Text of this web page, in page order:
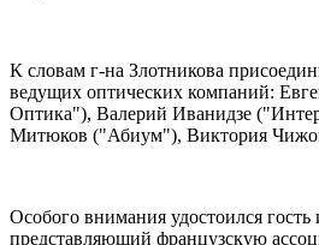
К словам г-на Злотникова
ведущих оптических компаний:
Оптика"), Валерий Иванидзе
Митюков ("Абиум"), Виктория
Особого внимания удостоился
представляющий французскую